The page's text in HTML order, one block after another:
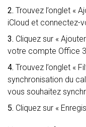
2. Trouvez l’onglet «
iCloud et connectez-
3. Cliquez sur «
votre compte Office
4. Trouvez l’onglet «
synchronisation du
vous souhaitez
5. Cliquez sur «